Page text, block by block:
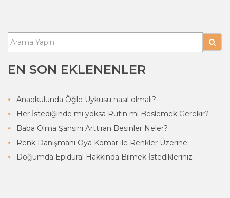
EN SON EKLENENLER
Anaokulunda Öğle Uykusu nasıl olmalı?
Her İstediğinde mi yoksa Rutin mi Beslemek Gerekir?
Baba Olma Şansını Arttıran Besinler Neler?
Renk Danışmanı Oya Komar ile Renkler Üzerine
Doğumda Epidural Hakkında Bilmek İstedikleriniz